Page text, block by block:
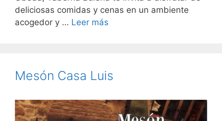
deliciosas comidas y cenas en un ambiente
acogedor y … Leer más
Mesón Casa Luis